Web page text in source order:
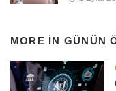
MORE IN GÜNÜN